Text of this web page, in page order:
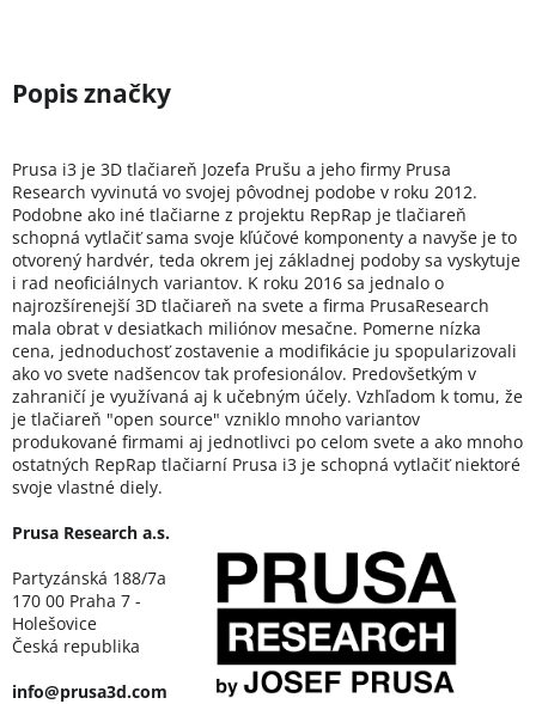
Prusa i3 je 3D tlačiareň Jozefa Prušu a jeho firmy Prusa
Research vyvinutá vo svojej pôvodnej podobe v roku 2012.
Podobne ako iné tlačiarne z projektu RepRap je tlačiareň
schopná vytlačiť sama svoje kľúčové komponenty a navyše je to
otvorený hardvér, teda okrem jej základnej podoby sa vyskytuje
i rad neoficiálnych variantov. K roku 2016 sa jednalo o
najrozšírenejší 3D tlačiareň na svete a firma PrusaResearch
mala obrat v desiatkach miliónov mesačne. Pomerne nízka
cena, jednoduchosť zostavenie a modifikácie ju spopularizovali
ako vo svete nadšencov tak profesionálov. Predovšetkým v
zahraničí je využívaná aj k učebným účely. Vzhľadom k tomu, že
je tlačiareň "open source" vzniklo mnoho variantov
produkované firmami aj jednotlivci po celom svete a ako mnoho
ostatných RepRap tlačiarní Prusa i3 je schopná vytlačiť niektoré
svoje vlastné diely.
Prusa Research a.s.
Partyzánská 188/7a
170 00 Praha 7 -
Holešovice
Česká republika
info@prusa3d.com